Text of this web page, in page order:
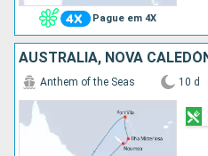
Pague em 4X
Anthem of the Seas 10 d